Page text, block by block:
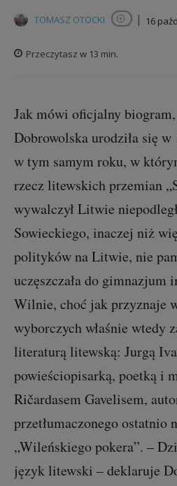
TOMASZ OTOCKI Obserwuj autora
| 16
Przeczytasz w 13 min.
Jak mówi oficjalny
Dobrowolska urodziła się
w tym samym roku, w
rzecz litewskich przemian
wywalczył Litwie
Sowieckiego, inaczej niż
polityków na Litwie, nie
uczęszczała do gimnazjum
Wilnie, choć jak przyznaje
wyborczych właśnie wtedy
literaturą litewską: Jurgą
powieściopisarką, poetką i
Ričardasem Gavelisem,
przetłumaczonego ostatnio
„Wileńskiego pokera”. –
język litewski – deklaruje